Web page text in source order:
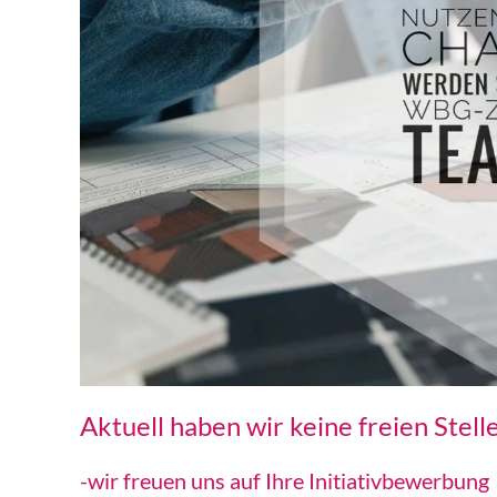
Aktuell haben wir keine freien
-wir freuen uns auf Ihre Initiativbewerbung